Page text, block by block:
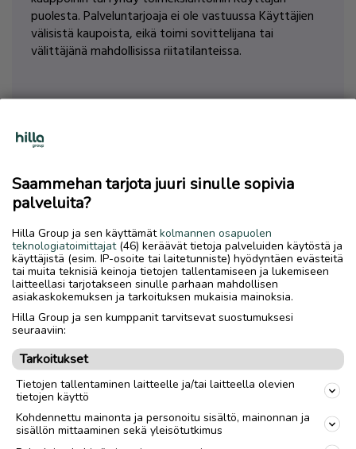
puolesta. Palveluntarjoaja ei ole vastuussa Käyttäjien
välisistä kaupoista, eikä toimi sovittelijana tai
välittäjänä mahdollisissa riitatilanteissa.
jonka kautta Käyttäjät voivat jättää ilmoituksia
myynti- tai vuokrakohteista, mukaan lukien asunnot,
vuokranantajat sekä mahdolliset ostajat tai
vuokralaiset/vuokraajat ovat henkilökohtaisesti
hoitavat itsenäisesti ja oman parhaan ymmärryksensä
mukaisesti keskinäisen yhteydenpitonsa.
Käyttäjät vahvistavat ja hyväksyvät, että:
i. Palveluntarjoaja ei osallistu myynti- tai
vuokrasopimusten tekemiseen, eikä vastaa niistä;
Saammehan tarjota juuri sinulle sopivia
palveluita?
Hilla Group ja sen käyttämätkolmannen osapuolen
teknologiatoimittajat(46) keräävät tietoja palveluiden käytöstä ja
käyttäjistä (esim. IP-osoite tai laitetunniste) hyödyntäen evästeitä
tai muita teknisiä keinoja tietojen tallentamiseen ja lukemiseen
laitteellasi tarjotakseen sinulle parhaan mahdollisen
asiakaskokemuksen ja tarkoituksen mukaisia mainoksia.
Hilla Group ja sen kumppanit tarvitsevat suostumuksesi
seuraaviin:
Tarkoitukset
Tietojen tallentaminen laitteelle ja/tai laitteella olevien
tietojen käyttö
Kohdennettu mainonta ja personoitu sisältö, mainonnan ja
sisällön mittaaminen sekä yleisötutkimus